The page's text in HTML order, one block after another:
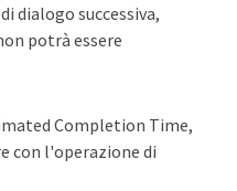
dialogo successiva,
potrà essere
Completion Time,
con l'operazione di